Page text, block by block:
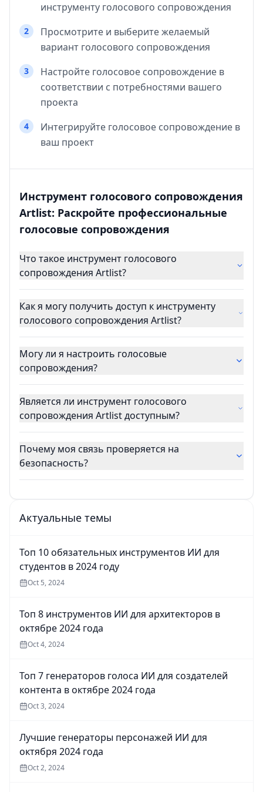
инструменту голосового сопровождения
2
Просмотрите и выберите желаемый
вариант голосового сопровождения
3
Настройте голосовое сопровождение в
соответствии с потребностями вашего
проекта
4
Интегрируйте голосовое сопровождение в
ваш проект
Инструмент голосового сопровождения
Artlist: Раскройте профессиональные
голосовые сопровождения
Что такое инструмент голосового
сопровождения Artlist?
Как я могу получить доступ к инструменту
голосового сопровождения Artlist?
Могу ли я настроить голосовые
сопровождения?
Является ли инструмент голосового
сопровождения Artlist доступным?
Почему моя связь проверяется на
безопасность?
Актуальные темы
Топ 10 обязательных инструментов ИИ для
студентов в 2024 году
Oct 5, 2024
Топ 8 инструментов ИИ для архитекторов в
октябре 2024 года
Oct 4, 2024
Топ 7 генераторов голоса ИИ для создателей
контента в октябре 2024 года
Oct 3, 2024
Лучшие генераторы персонажей ИИ для
октября 2024 года
Oct 2, 2024